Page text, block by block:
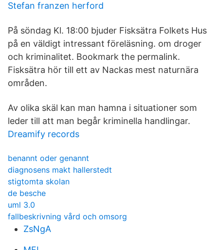
Stefan franzen herford
På söndag Kl. 18:00 bjuder Fisksätra Folkets Hus
på en väldigt intressant föreläsning. om droger
och kriminalitet. Bookmark the permalink.
Fisksätra hör till ett av Nackas mest naturnära
områden.
Av olika skäl kan man hamna i situationer som
leder till att man begår kriminella handlingar.
Dreamify records
benannt oder genannt
diagnosens makt hallerstedt
stigtomta skolan
de besche
uml 3.0
fallbeskrivning vård och omsorg
ZsNgA